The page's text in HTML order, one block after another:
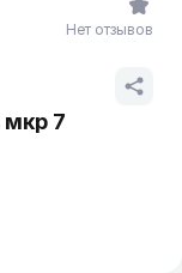
7
Нет отзывов